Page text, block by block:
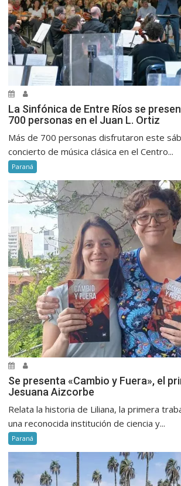
La Sinfónica de Entre Ríos se
700 personas en el Juan L. Ortiz
Más de 700 personas disfrutaron este
concierto de música clásica en el Centro...
Paraná
Se presenta «Cambio y Fuera», el
Jesuana Aizcorbe
Relata la historia de Liliana, la primera
una reconocida institución de ciencia y...
Paraná